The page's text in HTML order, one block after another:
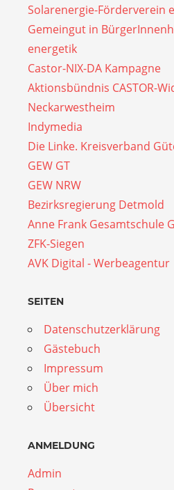
Solarenergie-Förderverein
Gemeingut in
energetik
Castor-NIX-DA Kampagne
Aktionsbündnis CASTOR-
Neckarwestheim
Indymedia
Die Linke. Kreisverband
GEW GT
GEW NRW
Bezirksregierung Detmold
Anne Frank Gesamtschule
ZFK-Siegen
AVK Digital - Werbeagentur
SEITEN
Datenschutzerklärung
Gästebuch
Impressum
Über mich
Übersicht
ANMELDUNG
Admin